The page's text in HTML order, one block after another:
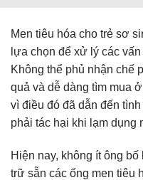
Men tiêu hóa cho trẻ sơ
lựa chọn để xử lý các
Không thể phủ nhận chế
quả và dễ dàng tìm mua
vì điều đó đã dẫn đến
phải tác hại khi lạm dụng
Hiện nay, không ít ông
trữ sẵn các ống men tiêu